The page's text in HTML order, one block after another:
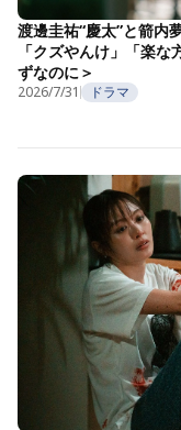
渡邊圭祐“慶太”と箭内
「クズやんけ」「楽
ずなのに＞
2026/7/31 ドラマ